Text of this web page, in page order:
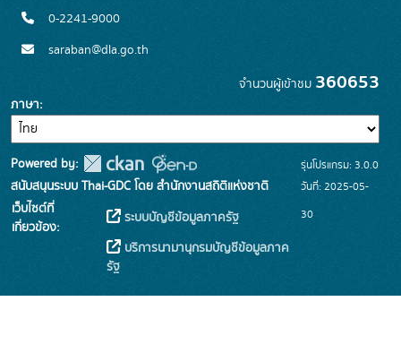
0-2241-9000
saraban@dla.go.th
จำนวนผู้เข้าชม 360653
ภาษา
Powered by:
สนับสนุนระบบ Thai-GDC โดย สำนักงานสถิติแห่งชาติ
เว็บไซต์ที่
เกี่ยวข้อง:
ระบบบัญชีข้อมูลภาครัฐ
บริการนามานุกรมบัญชีข้อมูลภาค
รัฐ
รุ่นโปรแกรม: 3.0.0
วันที่: 2025-05-
30